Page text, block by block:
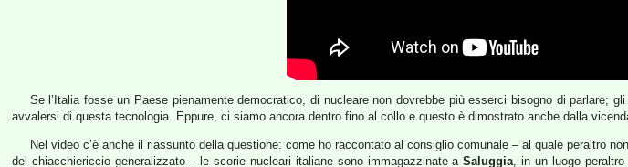
Se l’Italia fosse un Paese pienamente democratico, di nucleare non dovrebbe più esserci bisogno di parlare;
avvalersi di questa tecnologia. Eppure, ci siamo ancora dentro fino al collo e questo è dimostrato anche dalla
Nel video c’è anche il riassunto della questione: come ho raccontato al consiglio comunale – al quale peraltro
del chiacchiericcio generalizzato – le scorie nucleari italiane sono immagazzinate aSaluggia, in un luogo